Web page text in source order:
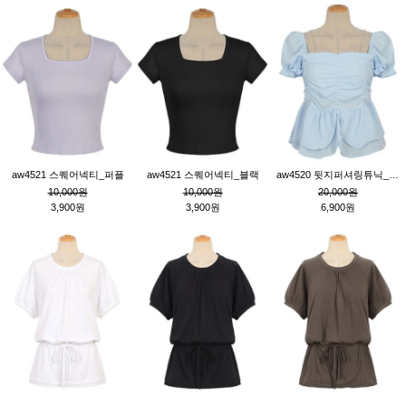
aw4521 스퀘어넥티_퍼플
10,000원
3,900원
aw4521 스퀘어넥티_블랙
10,000원
3,900원
20,000원
6,900원